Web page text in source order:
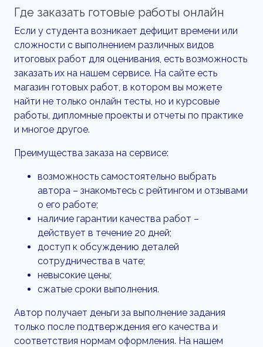
Где заказать готовые работы онлайн
Если у студента возникает дефицит времени или
сложности с выполнением различных видов
итоговых работ для оценивания, есть возможность
заказать их на нашем сервисе. На сайте есть
магазин готовых работ, в котором вы можете
найти не только онлайн тесты, но и курсовые
работы, дипломные проекты и отчеты по практике
и многое другое.
Преимущества заказа на сервисе:
возможность самостоятельно выбрать
автора – знакомьтесь с рейтингом и отзывами
о его работе;
наличие гарантии качества работ –
действует в течение 20 дней;
доступ к обсуждению деталей
сотрудничества в чате;
невысокие цены;
сжатые сроки выполнения.
Автор получает деньги за выполнение задания
только после подтверждения его качества и
соответствия нормам оформления. На нашем